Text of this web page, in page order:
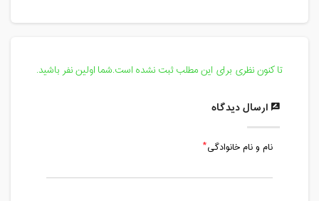
تا کنون نظری برای این مطلب ثبت نشده است.شما اولین نفر باشید.
ارسال دیدگاه
نام و نام خانوادگی